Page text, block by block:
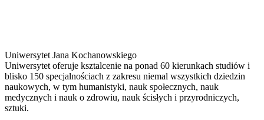
Uniwersytet Jana Kochanowskiego
Uniwersytet oferuje ksztalcenie na ponad 60 kierunkach studiów i
blisko 150 specjalnościach z zakresu niemal wszystkich dziedzin
naukowych, w tym humanistyki, nauk społecznych, nauk
medycznych i nauk o zdrowiu, nauk ścisłych i przyrodniczych,
sztuki.